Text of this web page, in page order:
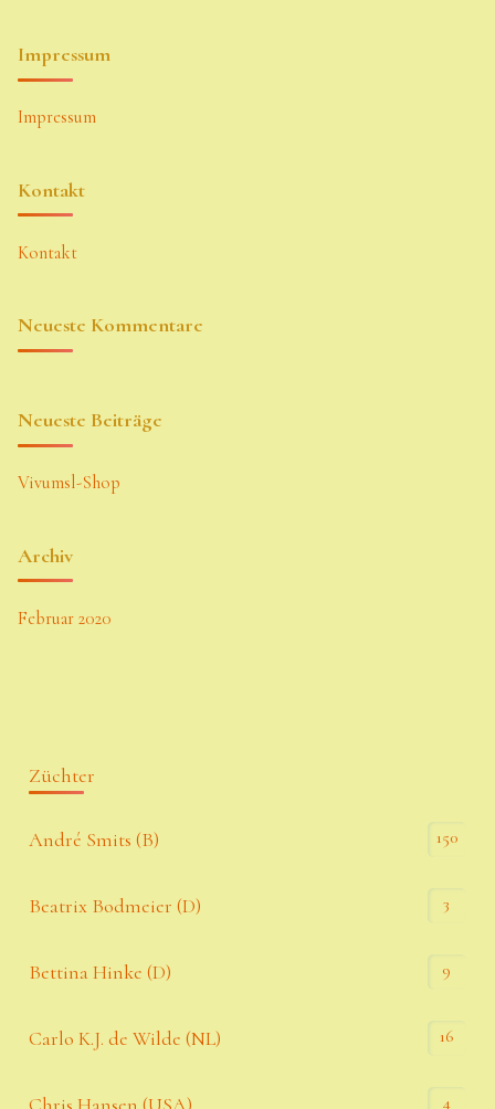
Impressum
Impressum
Kontakt
Kontakt
Neueste Kommentare
Neueste Beiträge
Vivumsl-Shop
Archiv
Februar 2020
Züchter
André Smits (B) 150
Beatrix Bodmeier (D) 3
Bettina Hinke (D) 9
Carlo K.J. de Wilde (NL) 16
4